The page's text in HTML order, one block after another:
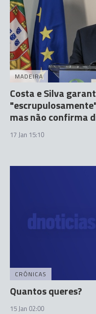
MADEIRA
Costa e Silva
mas não confirma
17 Jan 15:10
CRÓNICAS
Quantos queres?
15 Jan 02:00